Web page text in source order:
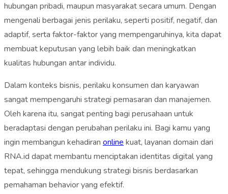
hubungan pribadi, maupun masyarakat secara umum. Dengan
mengenali berbagai jenis perilaku, seperti positif, negatif, dan
adaptif, serta faktor-faktor yang mempengaruhinya, kita dapat
membuat keputusan yang lebih baik dan meningkatkan
kualitas hubungan antar individu.
Dalam konteks bisnis, perilaku konsumen dan karyawan
sangat mempengaruhi strategi pemasaran dan manajemen.
Oleh karena itu, sangat penting bagi perusahaan untuk
beradaptasi dengan perubahan perilaku ini. Bagi kamu yang
ingin membangun kehadiran onlinekuat, layanan domain dari
RNA.id dapat membantu menciptakan identitas digital yang
tepat, sehingga mendukung strategi bisnis berdasarkan
pemahaman behavior yang efektif.